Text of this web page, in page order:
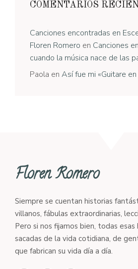
COMENTARIOS
Canciones encontradas en
Floren Romero en Canciones
cuando la música nace de las
Paola en Así fue mi «Guitare
Floren Romero
Siempre se cuentan historias
villanos, fábulas extraordinarias,
Pero si nos fijamos bien, todas
sacadas de la vida cotidiana, de
que fabrican su vida día a día.